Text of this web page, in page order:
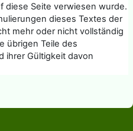
diese Seite verwiesen wurde.
dieses Textes der
mehr oder nicht vollständig
übrigen Teile des
ihrer Gültigkeit davon